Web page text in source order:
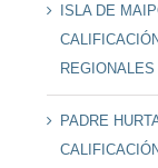
ISLA DE
REGIONALES
PADRE